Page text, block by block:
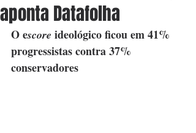
aponta Datafolha
O escore ideológico ficou em 41%
progressistas contra 37%
conservadores